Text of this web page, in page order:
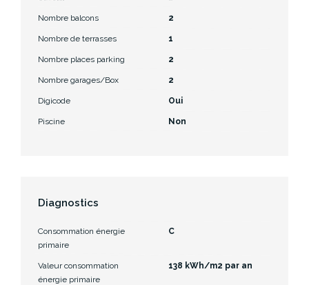
Nombre balcons 2
Nombre de terrasses 1
Nombre places parking 2
Nombre garages/Box 2
Digicode Oui
Piscine Non
Diagnostics
Consommation énergie
primaire
C
Valeur consommation
énergie primaire
138 kWh/m2 par an